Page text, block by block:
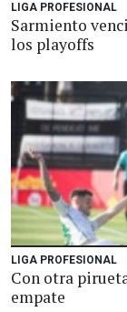
LIGA PROFESIONAL
Sarmiento
los playoffs
LIGA PROFESIONAL
Con otra
empate